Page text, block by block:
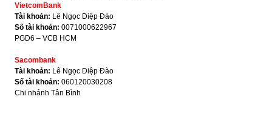
VietcomBank
Tài khoản: Lê Ngọc Diệp Đào
Số tài khoản: 0071000622967
PGD6 – VCB HCM
Sacombank
Tài khoản: Lê Ngọc Diệp Đào
Số tài khoản: 060120030208
Chi nhánh Tân Bình